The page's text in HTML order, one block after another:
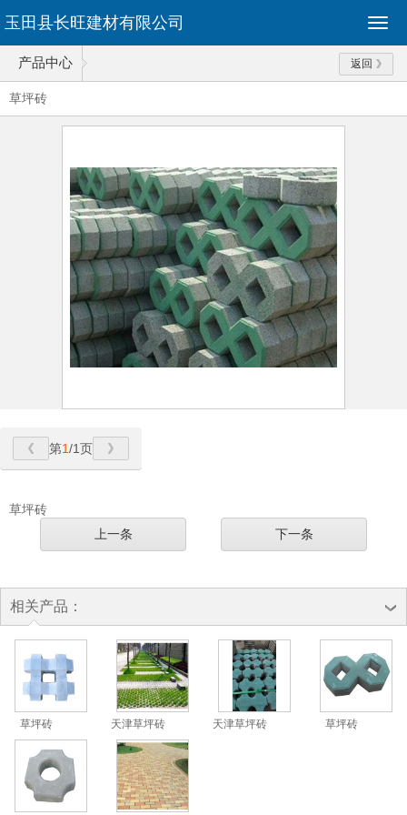
玉田县长旺建材有限公司
产品中心 返回
草坪砖
第1/1页
草坪砖
上一条 下一条
相关产品：
草坪砖 天津草坪砖 天津草坪砖 草坪砖